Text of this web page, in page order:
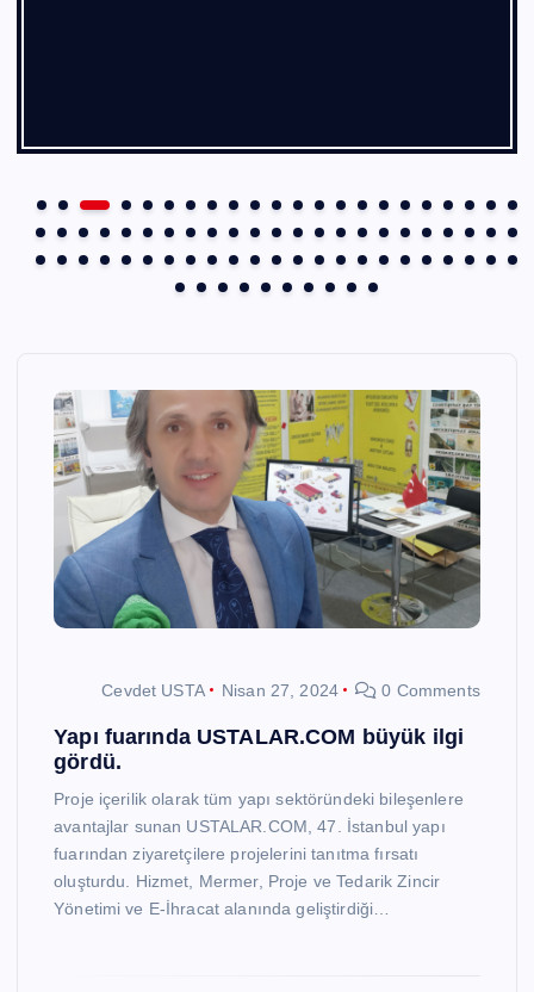
Cevdet USTA Nisan 27, 2024 0 Comments
Yapı fuarında USTALAR.COM büyük ilgi
gördü.
Proje içerilik olarak tüm yapı sektöründeki bileşenlere
avantajlar sunan USTALAR.COM, 47. İstanbul yapı
fuarından ziyaretçilere projelerini tanıtma fırsatı
oluşturdu. Hizmet, Mermer, Proje ve Tedarik Zincir
Yönetimi ve E-İhracat alanında geliştirdiği…